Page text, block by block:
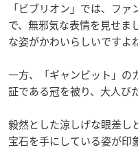
「ビブリオン」では、フ
で、無邪気な表情を見せま
な姿がかわいらしいですよ
一方、「ギャンビット」の
証である冠を被り、大人び
毅然とした涼しげな眼差し
宝石を手にしている姿が印